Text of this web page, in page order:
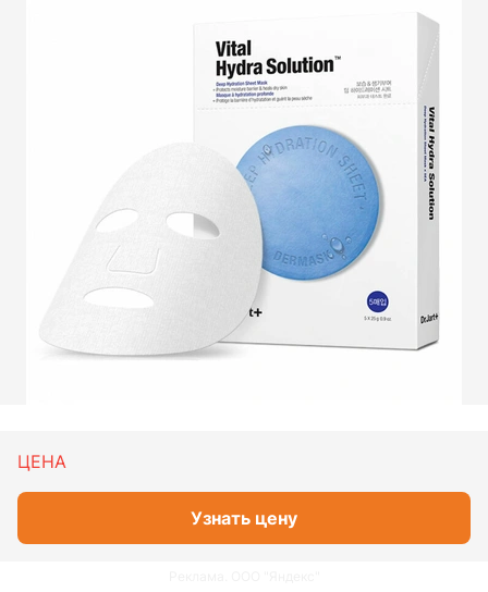
ЦЕНА
Узнать цену